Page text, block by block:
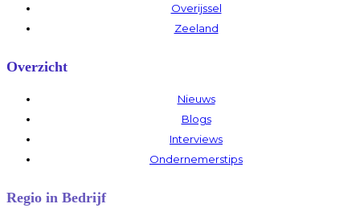
Overijssel
Zeeland
Overzicht
Nieuws
Blogs
Interviews
Ondernemerstips
Regio in Bedrijf